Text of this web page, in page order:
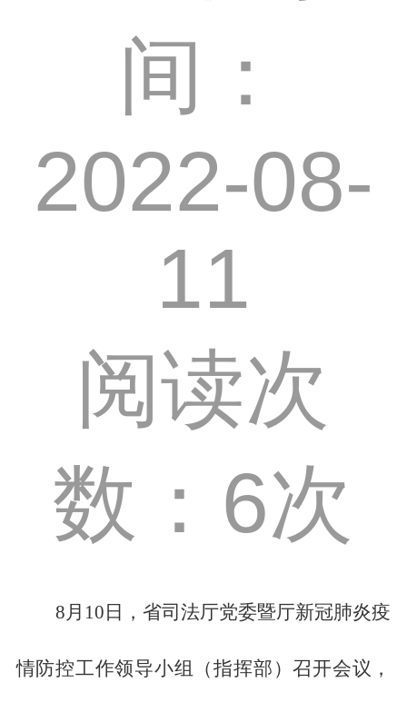
间：
2022-08-
11
阅读次
数：6次
8月10日，省司法厅党委暨厅新冠肺炎疫
情防控工作领导小组（指挥部）召开会议，